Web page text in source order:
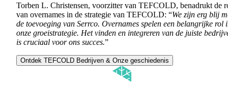
Torben L. Christensen, voorzitter van TEFCOLD, benadrukt de
van overnames in de strategie van TEFCOLD: “We zijn erg blij
de toevoeging van Serrco. Overnames spelen een belangrijke rol
onze groeistrategie. Het vinden en integreren van de juiste
is cruciaal voor ons succes.”
Ontdek TEFCOLD Bedrijven & Onze geschiedenis